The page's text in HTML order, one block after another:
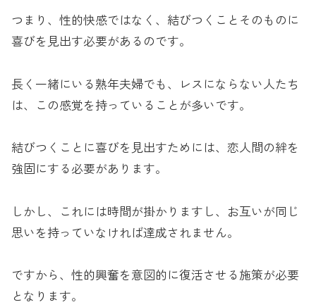
つまり、性的快感ではなく、結びつくことそのものに
喜びを見出す必要があるのです。
長く一緒にいる熟年夫婦でも、レスにならない人たち
は、この感覚を持っていることが多いです。
結びつくことに喜びを見出すためには、恋人間の絆を
強固にする必要があります。
しかし、これには時間が掛かりますし、お互いが同じ
思いを持っていなければ達成されません。
ですから、性的興奮を意図的に復活させる施策が必要
となります。